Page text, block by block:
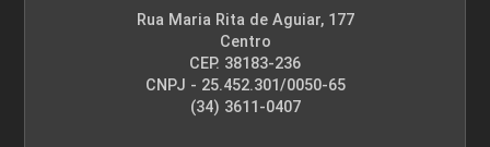
Rua Maria Rita de Aguiar, 177
Centro
CEP. 38183-236
CNPJ - 25.452.301/0050-65
(34) 3611-0407